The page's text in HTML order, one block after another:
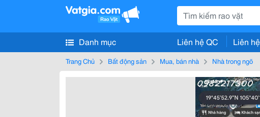
Danh mục Liên hệ QC Liên
Trang Chủ Bất động sản Mua, bán nhà Nhà trong ngõ